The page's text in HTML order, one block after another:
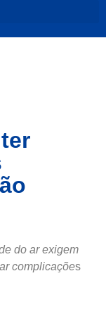
do ar exigem
complicações